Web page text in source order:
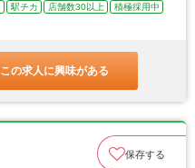
駅チカ 店舗数30以上
積極採用中
この求人に興味がある
保存する